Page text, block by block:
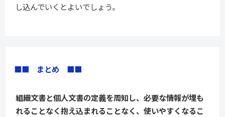
し込んでいくとよいでしょう。
■■　まとめ　■■
組織文書と個人文書の定義を周知し、必要な情報が埋も
れることなく抱え込まれることなく、使いやすくなるこ